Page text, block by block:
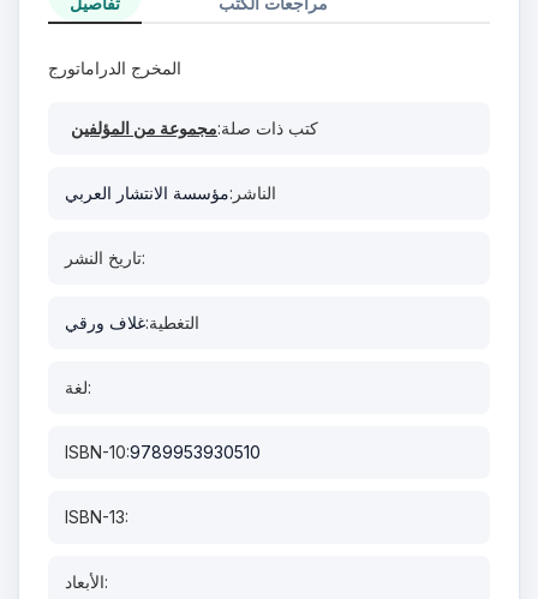
المخرج الدراماتورج
كتب ذات صلة:مجموعة من المؤلفين
الناشر:مؤسسة الانتشار العربي
تاريخ النشر:
التغطية:غلاف ورقي
لغة:
ISBN-10:9789953930510
ISBN-13:
الأبعاد: